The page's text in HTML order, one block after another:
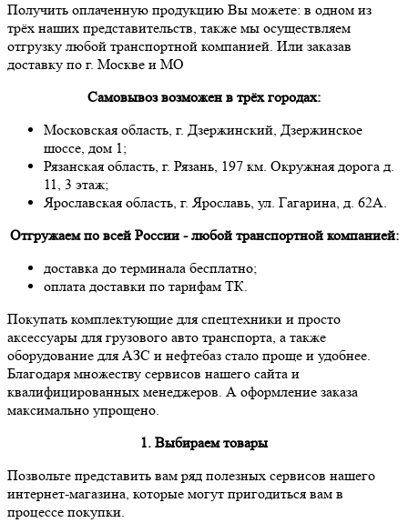
Получить оплаченную продукцию Вы можете: в одном из
трёх наших представительств, также мы осуществляем
отгрузку любой транспортной компанией. Или заказав
доставку по г. Москве и МО
Самовывоз возможен в трёх городах:
Московская область, г. Дзержинский, Дзержинское
шоссе, дом 1;
Рязанская область, г. Рязань, 197 км. Окружная дорога д.
11, 3 этаж;
Ярославская область, г. Ярославь, ул. Гагарина, д. 62А.
Отгружаем по всей России - любой транспортной компанией:
доставка до терминала бесплатно;
оплата доставки по тарифам ТК.
Покупать комплектующие для спецтехники и просто
аксессуары для грузового авто транспорта, а также
оборудование для АЗС и нефтебаз стало проще и удобнее.
Благодаря множеству сервисов нашего сайта и
квалифицированных менеджеров. А оформление заказа
максимально упрощено.
1. Выбираем товары
Позвольте представить вам ряд полезных сервисов нашего
интернет-магазина, которые могут пригодиться вам в
процессе покупки.